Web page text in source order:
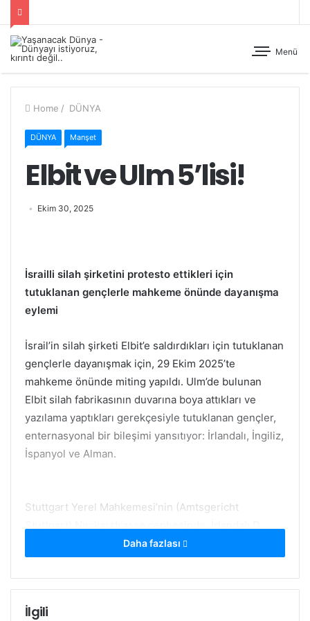
Menü
Home / DÜNYA
DÜNYA Manşet
Elbit ve Ulm 5’lisi!
Ekim 30, 2025
İsrailli silah şirketini protesto ettikleri için
tutuklanan gençlerle mahkeme önünde dayanışma
eylemi
İsrail’in silah şirketi Elbit’e saldırdıkları için tutuklanan
gençlerle dayanışmak için, 29 Ekim 2025’te
mahkeme önünde miting yapıldı. Ulm’de bulunan
Elbit silah fabrikasının duvarına boya attıkları ve
yazılama yaptıkları gerekçesiyle tutuklanan gençler,
enternasyonal bir bileşimi yansıtıyor: İrlandalı, İngiliz,
İspanyol ve Alman.
Stuttgart Yerel Mahkemesi’nin (Amtsgericht
mahkeme aracıyla geçerken, pankartlarla kendisini
bekleyen diğer gençlere zafer işareti yaptı.
Pankartlarda ve dövizlerde “Emperyalizme Karşı
Çığırtkanları, Direnişçiler Değil!”, “Soykırıma Karşı
Daha fazlası
İlgili